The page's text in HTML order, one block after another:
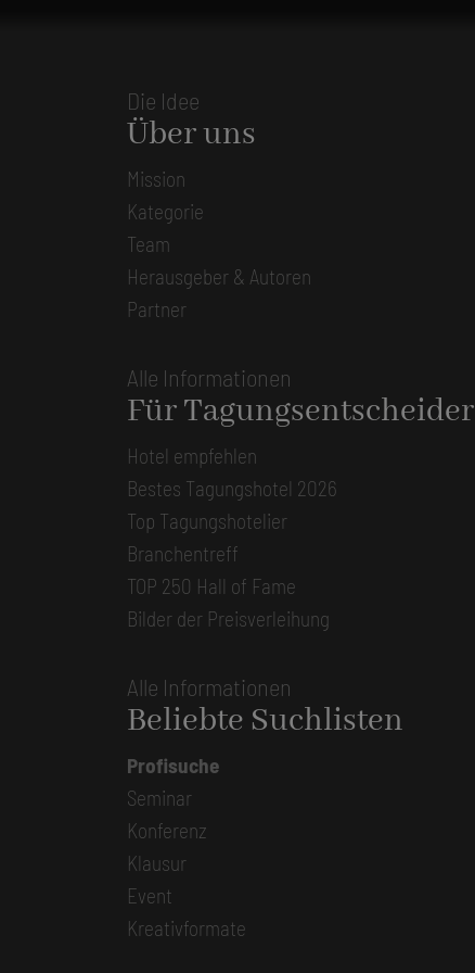
Die Idee
Über uns
Mission
Kategorie
Team
Herausgeber & Autoren
Partner
Alle Informationen
Für Tagungsentscheider
Hotel empfehlen
Bestes Tagungshotel 2026
Top Tagungshotelier
Branchentreff
TOP 250 Hall of Fame
Bilder der Preisverleihung
Alle Informationen
Beliebte Suchlisten
Profisuche
Seminar
Konferenz
Klausur
Event
Kreativformate